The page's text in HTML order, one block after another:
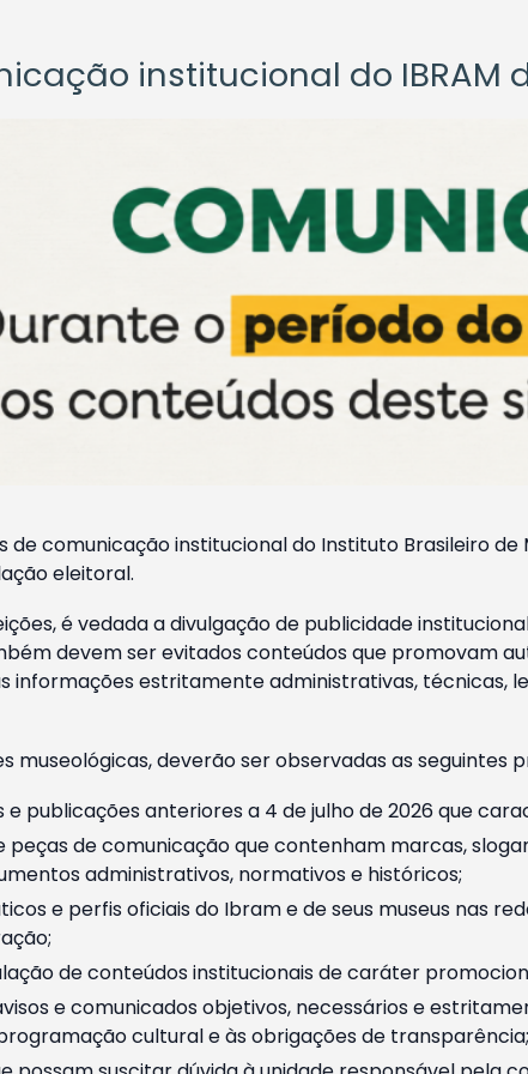
institucional do IBRAM
de comunicação institucional do Instituto Brasileiro
eleitoral.
é vedada a divulgação de publicidade
devem ser evitados conteúdos que promovam
informações estritamente administrativas, técnicas,
museológicas, deverão ser observadas as seguintes
publicações anteriores a 4 de julho de 2026 que
de comunicação que contenham marcas,
administrativos, normativos e históricos;
e perfis oficiais do Ibram e de seus museus nas
de conteúdos institucionais de caráter
e comunicados objetivos, necessários e
cultural e às obrigações de transparência;